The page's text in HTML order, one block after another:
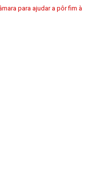
para ajudar a pôr fim à